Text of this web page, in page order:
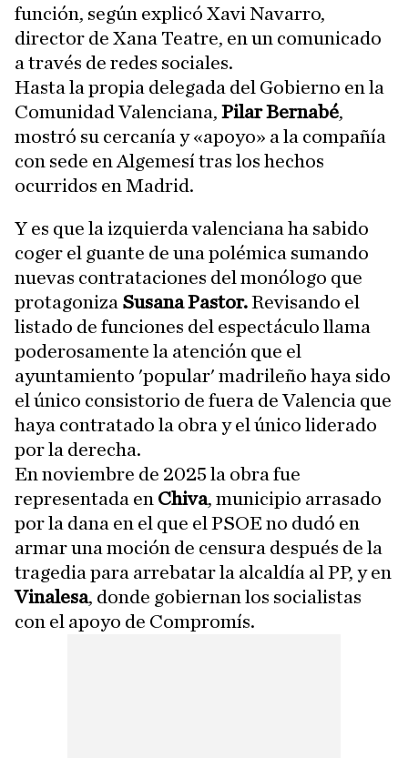
función, según explicó Xavi Navarro,
director de Xana Teatre, en un comunicado
a través de redes sociales.
Hasta la propia delegada del Gobierno en la
Comunidad Valenciana, Pilar Bernabé,
mostró su cercanía y «apoyo» a la compañía
con sede en Algemesí tras los hechos
ocurridos en Madrid.
Y es que la izquierda valenciana ha sabido
coger el guante de una polémica sumando
nuevas contrataciones del monólogo que
protagoniza Susana Pastor.Revisando el
listado de funciones del espectáculo llama
poderosamente la atención que el
ayuntamiento 'popular' madrileño haya sido
el único consistorio de fuera de Valencia que
haya contratado la obra y el único liderado
por la derecha.
En noviembre de 2025 la obra fue
representada en Chiva, municipio arrasado
por la dana en el que el PSOE no dudó en
armar una moción de censura después de la
tragedia para arrebatar la alcaldía al PP, y en
Vinalesa, donde gobiernan los socialistas
con el apoyo de Compromís.